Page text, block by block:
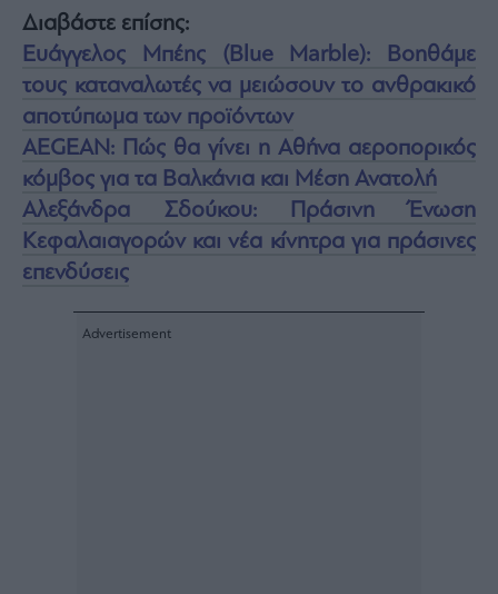
Διαβάστε επίσης:
Ευάγγελος Μπέης (Blue Marble): Βοηθάμε
τους καταναλωτές να μειώσουν το ανθρακικό
αποτύπωμα των προϊόντων
AEGEAN: Πώς θα γίνει η Αθήνα αεροπορικός
κόμβος για τα Βαλκάνια και Μέση Ανατολή
Αλεξάνδρα Σδούκου: Πράσινη Ένωση
Κεφαλαιαγορών και νέα κίνητρα για πράσινες
επενδύσεις